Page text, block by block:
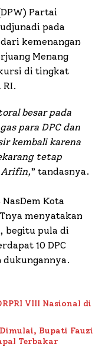
Partai
pada
kemenangan
Menang
di tingkat
RI.
besar pada
para DPC dan
kembali karena
tetap
Arifin,” tandasnya.
Kota
menyatakan
begitu pula di
10 DPC
dukungannya.
VIII Nasional di
Bupati Fauzi
Terbakar